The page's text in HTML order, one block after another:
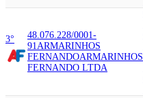
3°
48.076.228/0001-
91ARMARINHOS
FERNANDOARMARINHOS
FERNANDO LTDA